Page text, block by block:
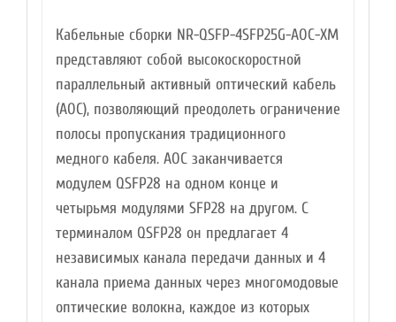
Кабельные сборки NR-QSFP-4SFP25G-AOC-XM
представляют собой высокоскоростной
параллельный активный оптический кабель
(AOC), позволяющий преодолеть ограничение
полосы пропускания традиционного
медного кабеля. AOC заканчивается
модулем QSFP28 на одном конце и
четырьмя модулями SFP28 на другом. С
терминалом QSFP28 он предлагает 4
независимых канала передачи данных и 4
канала приема данных через многомодовые
оптические волокна, каждое из которых